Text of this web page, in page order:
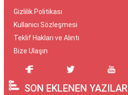
Gizlilik Politikası
Kullanıcı Sözleşmesi
Teklif Hakları ve Alıntı
Bize Ulaşın
SON EKLENEN YAZILAR